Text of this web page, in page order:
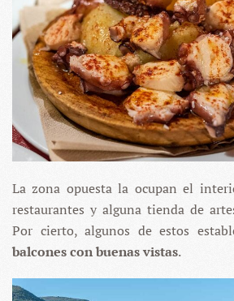
La zona opuesta la ocupan el
restaurantes y alguna tienda de
Por cierto, algunos de estos
balcones con buenas vistas.